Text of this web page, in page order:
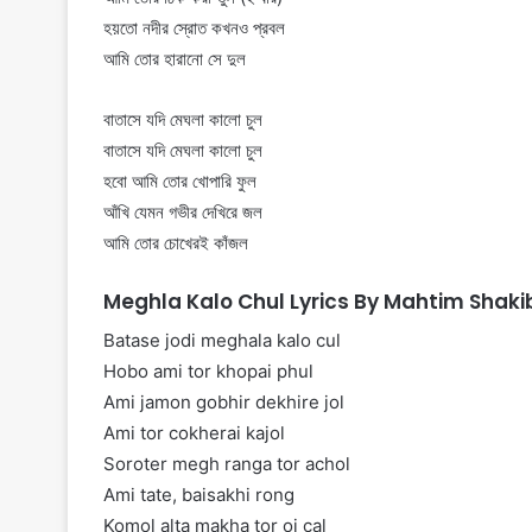
হয়তো নদীর স্রোত কখনও প্রবল
আমি তোর হারানো সে দুল
বাতাসে যদি মেঘলা কালো চুল
বাতাসে যদি মেঘলা কালো চুল
হবো আমি তোর খোপারি ফুল
আঁখি যেমন গভীর দেখিরে জল
আমি তোর চোখেরই কাঁজল
Meghla Kalo Chul Lyrics By Mahtim
Batase jodi meghala kalo cul
Hobo ami tor khopai phul
Ami jamon gobhir dekhire jol
Ami tor cokherai kajol
Soroter megh ranga tor achol
Ami tate, baisakhi rong
Komol alta makha tor oi cal